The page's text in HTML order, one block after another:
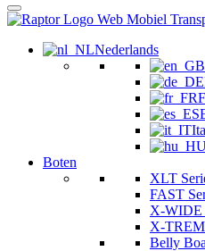
Nederlands
Boten
XLT
FAST
X-WIDE
X-
Belly